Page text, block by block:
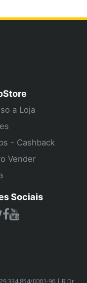
a Loja
- Cashback
Vender
Sociais
29.334.854/0001-96 | R Dr